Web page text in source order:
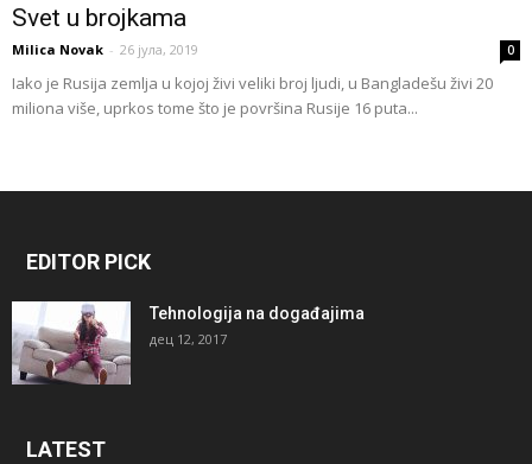
Svet u brojkama
Milica Novak - 26 јула, 2019 0
Iako je Rusija zemlja u kojoj živi veliki broj ljudi, u Bangladešu živi 20
miliona više, uprkos tome što je površina Rusije 16 puta...
EDITOR PICK
Tehnologija na događajima
дец 12, 2017
LATEST